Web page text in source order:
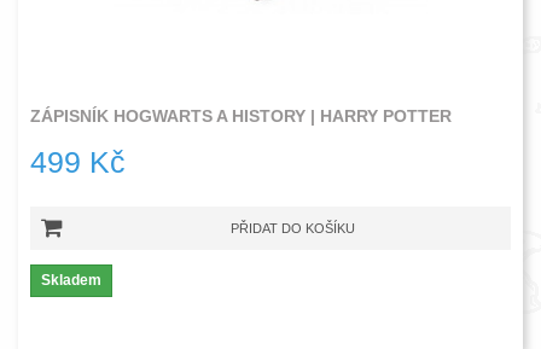
ZÁPISNÍK HOGWARTS A HISTORY | HARRY POTTER
499 Kč
PŘIDAT DO KOŠÍKU
Skladem